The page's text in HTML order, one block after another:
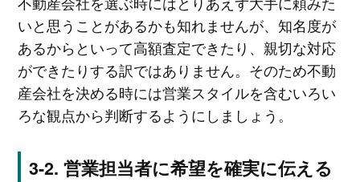
いと思うことがあるかも知れませんが、知名度が
あるからといって高額査定できたり、親切な対応
ができたりする訳ではありません。そのため不動
産会社を決める時には営業スタイルを含むいろい
ろな観点から判断するようにしましょう。
営業担当者に希望を確実に伝える